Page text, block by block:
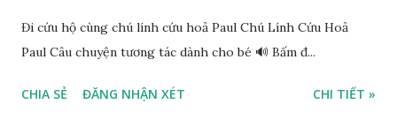
Đi cứu hộ cùng chú lính cứu hoả Paul Chú Lính Cứu Hoả
Paul Câu chuyện tương tác dành cho bé 🔊 Bấm đ...
CHIA SẺ ĐĂNG NHẬN XÉT CHI TIẾT »